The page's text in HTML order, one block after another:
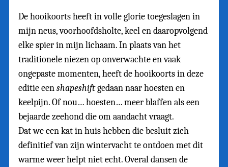
De hooikoorts heeft in volle glorie toegeslagen in
mijn neus, voorhoofdsholte, keel en daaropvolgend
elke spier in mijn lichaam. In plaats van het
traditionele niezen op onverwachte en vaak
ongepaste momenten, heeft de hooikoorts in deze
editie eenshapeshiftgedaan naar hoesten en
keelpijn. Of nou… hoesten… meer blaffen als een
bejaarde zeehond die om aandacht vraagt.
Dat we een kat in huis hebben die besluit zich
definitief van zijn wintervacht te ontdoen met dit
warme weer helpt niet echt. Overal dansen de